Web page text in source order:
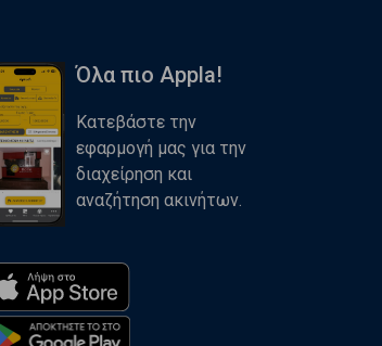
Όλα πιο Appla!
Κατεβάστε την
εφαρμογή μας για την
διαχείρηση και
αναζήτηση ακινήτων.